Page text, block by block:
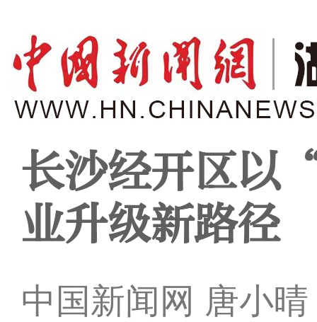
长沙经开区以
业升级新路径
中国新闻网 唐小